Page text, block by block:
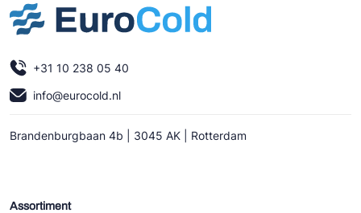
+31 10 238 05 40
info@eurocold.nl
Brandenburgbaan 4b | 3045 AK | Rotterdam
Assortiment